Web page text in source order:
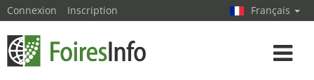
Connexion Inscription Français
Toggle